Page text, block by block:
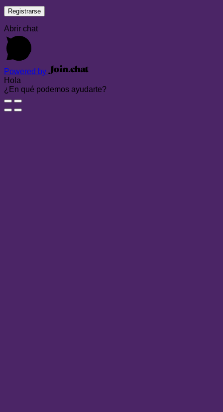
Registrarse
Abrir chat
Powered by
Hola
¿En qué podemos ayudarte?